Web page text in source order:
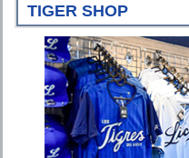
TIGER SHOP